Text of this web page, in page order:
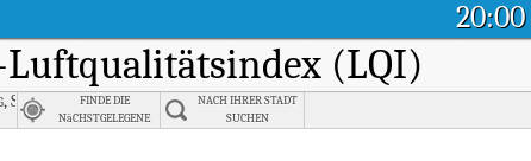
20:00
(LQI)
FINDE DIE
NäCHSTGELEGENE
NACH IHRER STADT
SUCHEN